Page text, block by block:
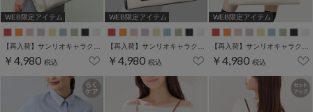
WEB限定アイテム
【再入荷】サンリオキャラクターズ／キャリーオントート
￥4,980 税込
WEB限定アイテム
【再入荷】サンリオキャラクターズ／キャリーオントート
￥4,980 税込
WEB限定アイテム
【再入荷】サンリオキャラクターズ／キャリーオントート
￥4,980 税込